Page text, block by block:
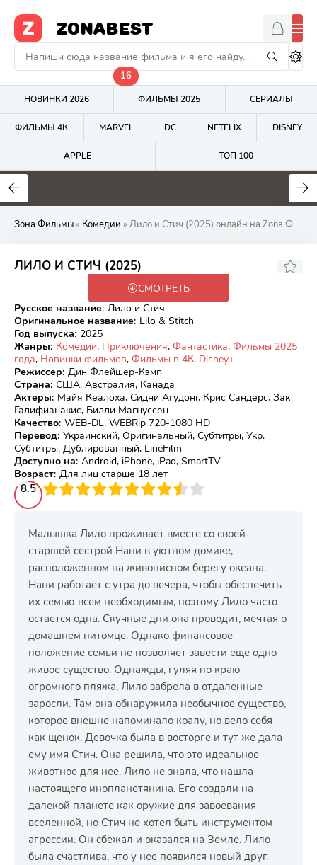
ZONABEST
НОВИНКИ 2026
16
ФИЛЬМЫ 2025 СЕРИАЛЫ
ФИЛЬМЫ 4К MARVEL DC NETFLIX DISNEY
APPLE ТОП 100
7.5
Зона Фильмы» Комедии » Лило и Стич (2025) онлайн на Zona Фильмов
ЛИЛО И СТИЧ (2025)
WEB-DL, WEBRip
7.57
СМОТРЕТЬ
Русское название: Лило и Стич
Оригинальное название: Lilo & Stitch
Год выпуска: 2025
Жанры: Комедии, Приключения, Фантастика, Фильмы 2025
года, Новинки фильмов, Фильмы в 4К, Disney+
Режиссер: Дин Флейшер-Кэмп
Страна: США, Австралия, Канада
Актеры: Майя Кеалоха, Сидни Агудонг, Крис Сандерс, Зак
Галифианакис, Билли Магнуссен
Качество: WEB-DL, WEBRip 720-1080 HD
Перевод: Украинский, Оригинальный, Субтитры, Укр.
Субтитры, Дублированный, LineFilm
Доступно на: Android, iPhone, iPad, SmartTV
Возраст: Для лиц старше 18 лет
8.5
4 5 6 7 8 9 10
Малышка Лило проживает вместе со своей
старшей сестрой Нани в уютном домике,
расположенном на живописном берегу океана.
Нани работает с утра до вечера, чтобы обеспечить
их семью всем необходимым, поэтому Лило часто
остается одна. Скучные дни она проводит, мечтая о
домашнем питомце. Однако финансовое
положение семьи не позволяет завести еще одно
живое существо. Однажды, гуляя по краю
огромного пляжа, Лило забрела в отдаленные
заросли. Там она обнаружила необычное существо,
которое внешне напоминало коалу, но вело себя
как щенок. Девочка была в восторге и тут же дала
ему имя Стич. Она решила, что это идеальное
животное для нее. Лило не знала, что нашла
настоящего инопланетянина. Его создали на
далекой планете как оружие для завоевания
вселенной, но Стич не хотел быть инструментом
агрессии. Он сбежал и оказался на Земле. Лило
была счастлива, что у нее появился новый друг.